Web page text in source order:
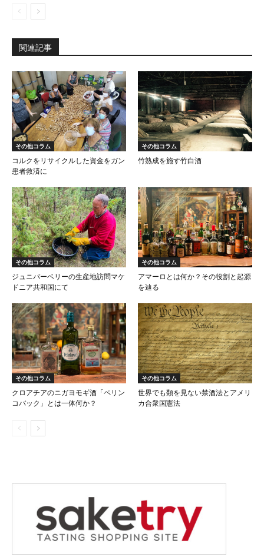
関連記事
その他コラム
コルクをリサイクルした資金をガン
患者救済に
その他コラム
竹熟成を施す竹白酒
その他コラム
ジュニパーベリーの生産地訪問マケ
ドニア共和国にて
その他コラム
アマーロとは何か？その役割と起源
を辿る
その他コラム
クロアチアのニガヨモギ酒「ペリン
コバック」とは一体何か？
その他コラム
世界でも類を見ない禁酒法とアメリ
カ合衆国憲法